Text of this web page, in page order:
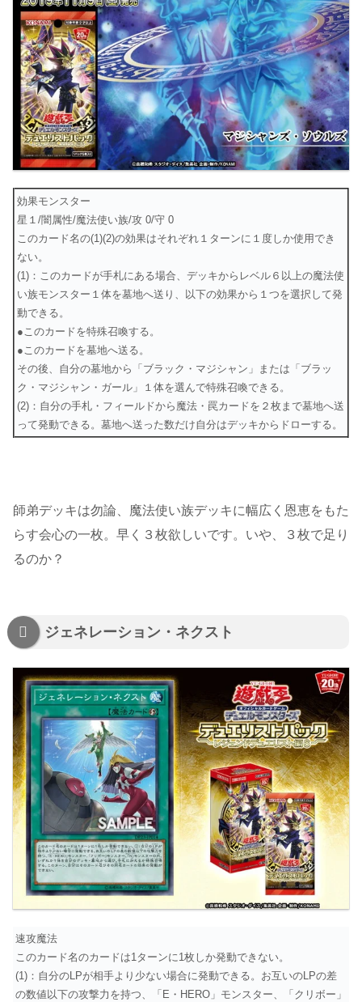
効果モンスター
星１/闇属性/魔法使い族/攻 0/守 0
このカード名の(1)(2)の効果はそれぞれ１ターンに１度しか使用でき
ない。
(1)：このカードが手札にある場合、デッキからレベル６以上の魔法使
い族モンスター１体を墓地へ送り、以下の効果から１つを選択して発
動できる。
●このカードを特殊召喚する。
●このカードを墓地へ送る。
その後、自分の墓地から「ブラック・マジシャン」または「ブラッ
ク・マジシャン・ガール」１体を選んで特殊召喚できる。
(2)：自分の手札・フィールドから魔法・罠カードを２枚まで墓地へ送
って発動できる。墓地へ送った数だけ自分はデッキからドローする。
師弟デッキは勿論、魔法使い族デッキに幅広く恩恵をもた
らす会心の一枚。早く３枚欲しいです。いや、３枚で足り
るのか？
ジェネレーション・ネクスト
速攻魔法
このカード名のカードは1ターンに1枚しか発動できない。
(1)：自分のLPが相手より少ない場合に発動できる。お互いのLPの差
の数値以下の攻撃力を持つ、「E・HERO」モンスター、「クリボー」